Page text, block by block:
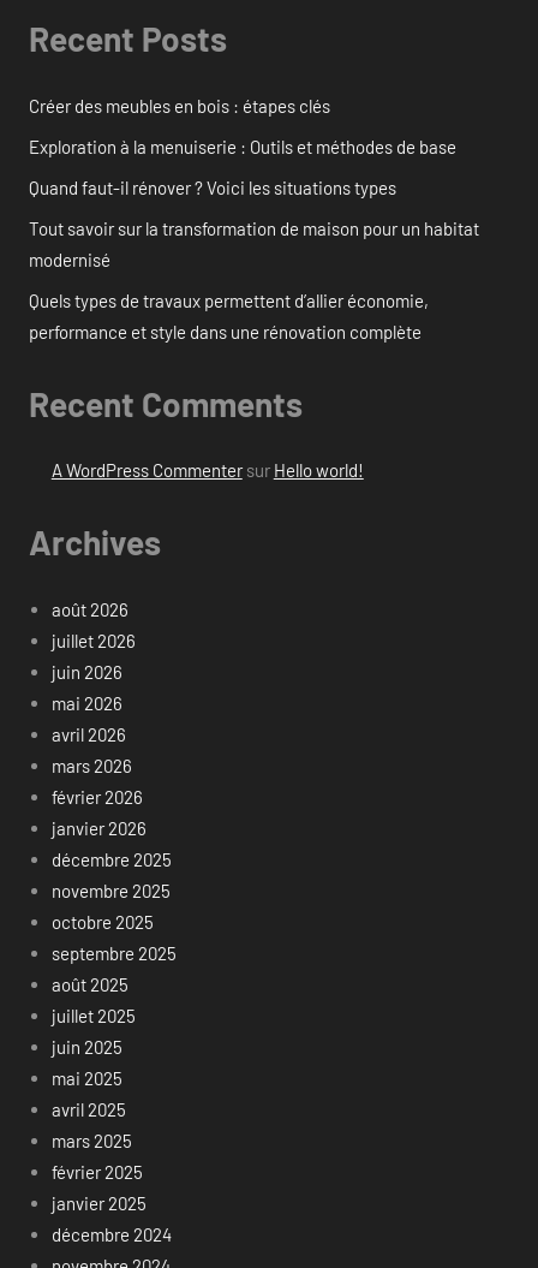
Recent Posts
Créer des meubles en bois : étapes clés
Exploration à la menuiserie : Outils et méthodes de base
Quand faut-il rénover ? Voici les situations types
Tout savoir sur la transformation de maison pour un habitat
modernisé
Quels types de travaux permettent d’allier économie,
performance et style dans une rénovation complète
Recent Comments
A WordPress Commentersur Hello world!
Archives
août 2026
juillet 2026
juin 2026
mai 2026
avril 2026
mars 2026
février 2026
janvier 2026
décembre 2025
novembre 2025
octobre 2025
septembre 2025
août 2025
juillet 2025
juin 2025
mai 2025
avril 2025
mars 2025
février 2025
janvier 2025
décembre 2024